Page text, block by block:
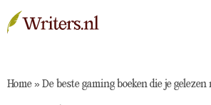
Home » De beste gaming boeken die je gelezen